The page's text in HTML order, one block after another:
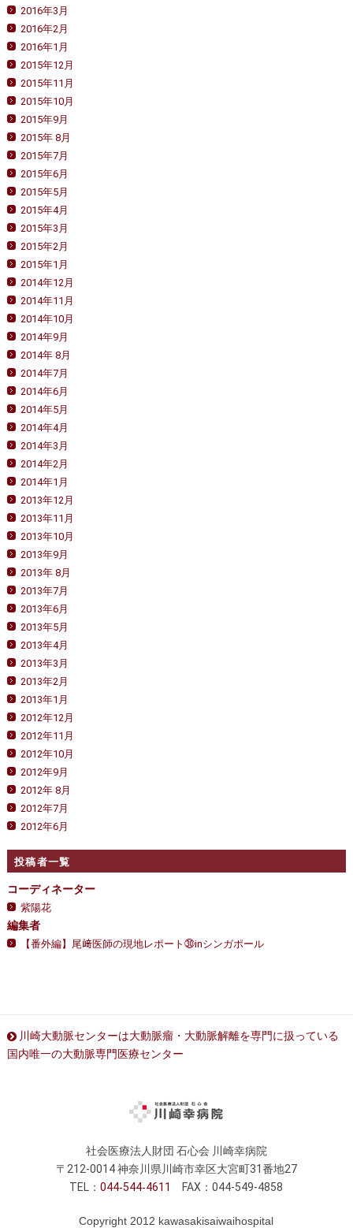
2016年3月
2016年2月
2016年1月
2015年12月
2015年11月
2015年10月
2015年9月
2015年 8月
2015年7月
2015年6月
2015年5月
2015年4月
2015年3月
2015年2月
2015年1月
2014年12月
2014年11月
2014年10月
2014年9月
2014年 8月
2014年7月
2014年6月
2014年5月
2014年4月
2014年3月
2014年2月
2014年1月
2013年12月
2013年11月
2013年10月
2013年9月
2013年 8月
2013年7月
2013年6月
2013年5月
2013年4月
2013年3月
2013年2月
2013年1月
2012年12月
2012年11月
2012年10月
2012年9月
2012年 8月
2012年7月
2012年6月
投稿者一覧
コーディネーター
紫陽花
編集者
【番外編】尾﨑医師の現地レポート㉚inシンガポール
川崎大動脈センターは大動脈瘤・大動脈解離を専門に扱っている
国内唯一の大動脈専門医療センター
社会医療法人財団 石心会 川崎幸病院
〒212-0014 神奈川県川崎市幸区大宮町31番地27
TEL：044 544 4611 FAX：044-549-4858
Copyright 2012 kawasakisaiwaihospital